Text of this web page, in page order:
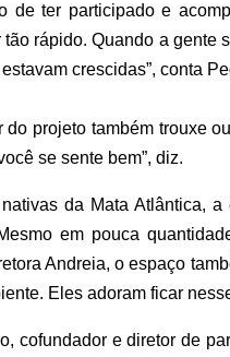
de ter participado e
rápido. Quando a gente
crescidas”, conta
do projeto também trouxe
se sente bem”, diz.
da Mata Atlântica,
em pouca
Andreia, o espaço
Eles adoram ficar
cofundador e diretor de